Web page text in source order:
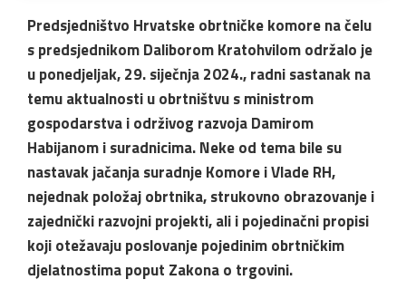
Predsjedništvo Hrvatske obrtničke komore na čelu
s predsjednikom Daliborom Kratohvilom održalo je
u ponedjeljak, 29. siječnja 2024., radni sastanak na
temu aktualnosti u obrtništvu s ministrom
gospodarstva i održivog razvoja Damirom
Habijanom i suradnicima. Neke od tema bile su
nastavak jačanja suradnje Komore i Vlade RH,
nejednak položaj obrtnika, strukovno obrazovanje i
zajednički razvojni projekti, ali i pojedinačni propisi
koji otežavaju poslovanje pojedinim obrtničkim
djelatnostima poput Zakona o trgovini.